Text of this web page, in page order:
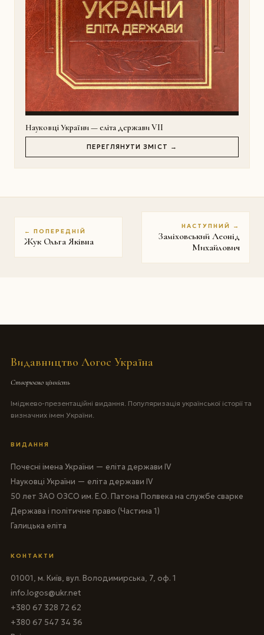
Науковці України — еліта держави VII
ПЕРЕГЛЯНУТИ ЗМІСТ →
← ПОПЕРЕДНІЙ
Жук Ольга Яківна
НАСТУПНИЙ →
Заміховський Леонід
Михайлович
Видавництво Логос Україна
Створюємо цінність
Іміджево-презентаційні видання. Популяризація української історії та
визначних імен України.
ВИДАННЯ
Почесні імена України — еліта держави IV
Науковці України — еліта держави IV
50 лет ЗАО ОЗСО им. Е.О. Патона Полвека на службе сварке
Держава і політичне право (Частина 1)
Галицька еліта
КОНТАКТИ
01001, м. Київ, вул. Володимирська, 7, оф. 1
info.logos@ukr.net
+380 67 328 72 62
+380 67 547 34 36